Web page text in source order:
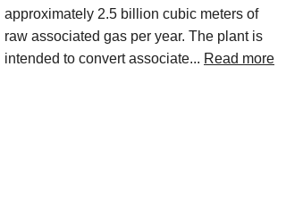
approximately 2.5 billion cubic meters of
raw associated gas per year. The plant is
intended to convert associate... Read more